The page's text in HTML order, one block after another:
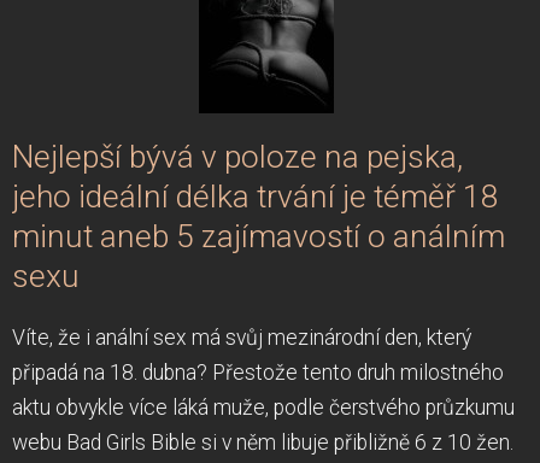
Nejlepší bývá v poloze na pejska,
jeho ideální délka trvání je téměř 18
minut aneb 5 zajímavostí o análním
sexu
Víte, že i anální sex má svůj mezinárodní den, který
připadá na 18. dubna? Přestože tento druh milostného
aktu obvykle více láká muže, podle čerstvého průzkumu
webu Bad Girls Bible si v něm libuje přibližně 6 z 10 žen.